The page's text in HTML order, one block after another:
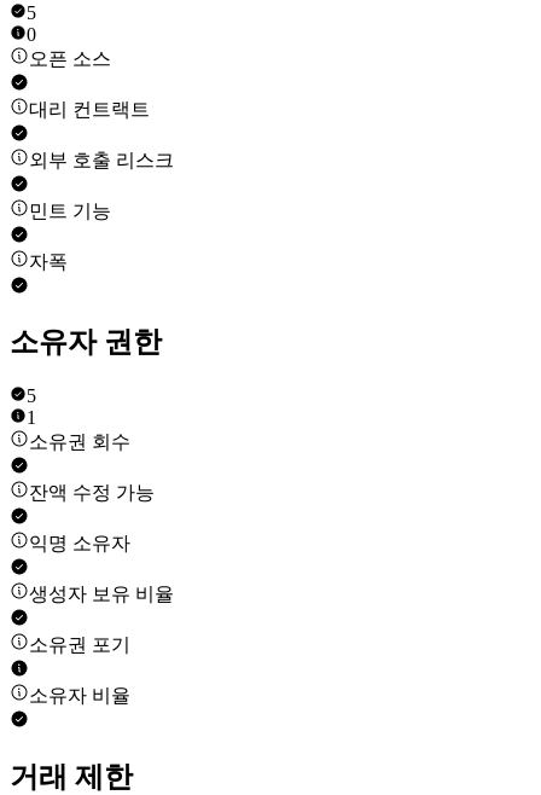
5
0
오픈 소스
대리 컨트랙트
외부 호출 리스크
민트 기능
자폭
소유자 권한
5
1
소유권 회수
잔액 수정 가능
익명 소유자
생성자 보유 비율
소유권 포기
소유자 비율
거래 제한